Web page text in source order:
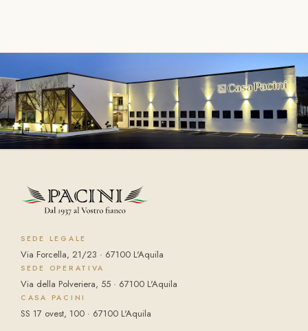
SEDE LEGALE
Via Forcella, 21/23 · 67100 L'Aquila
SEDE OPERATIVA
Via della Polveriera, 55 · 67100 L'Aquila
CASA PACINI
SS 17 ovest, 100 · 67100 L'Aquila